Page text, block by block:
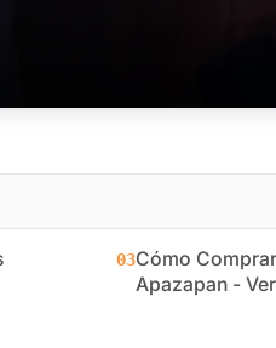
03Cómo
Apazapan -